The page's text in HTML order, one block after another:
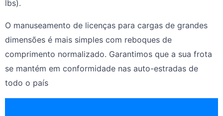
lbs).
O manuseamento de licenças para cargas de grandes
dimensões é mais simples com reboques de
comprimento normalizado. Garantimos que a sua frota
se mantém em conformidade nas auto-estradas de
todo o país